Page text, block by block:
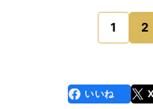
きた要因はどこにある
「今
1 2のページへ
faceboo
k
いいね